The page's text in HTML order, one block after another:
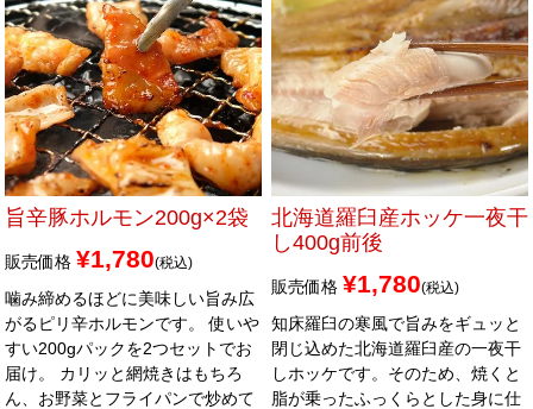
旨辛豚ホルモン200g×2袋
販売価格 ¥1,780 税込
噛み締めるほどに美味しい旨み広
がるピリ辛ホルモンです。 使いや
すい200gパックを2つセットでお
届け。 カリッと網焼きはもちろ
ん、お野菜とフライパンで炒めて
北海道羅臼産ホッケ一夜干
し400g前後
販売価格 ¥1,780 税込
知床羅臼の寒風で旨みをギュッと
閉じ込めた北海道羅臼産の一夜干
しホッケです。そのため、焼くと
脂が乗ったふっくらとした身に仕